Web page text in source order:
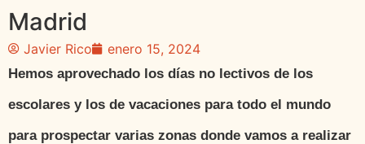
Madrid
Javier Rico enero 15, 2024
Hemos aprovechado los días no lectivos de los
escolares y los de vacaciones para todo el mundo
para prospectar varias zonas donde vamos a realizar